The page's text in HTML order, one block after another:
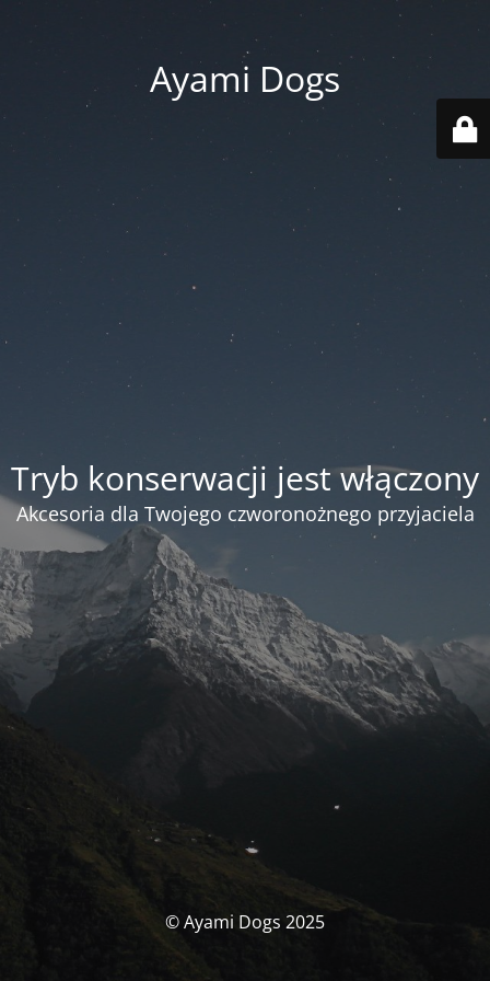
Ayami Dogs
Tryb konserwacji jest włączony
Akcesoria dla Twojego czworonożnego przyjaciela
© Ayami Dogs 2025